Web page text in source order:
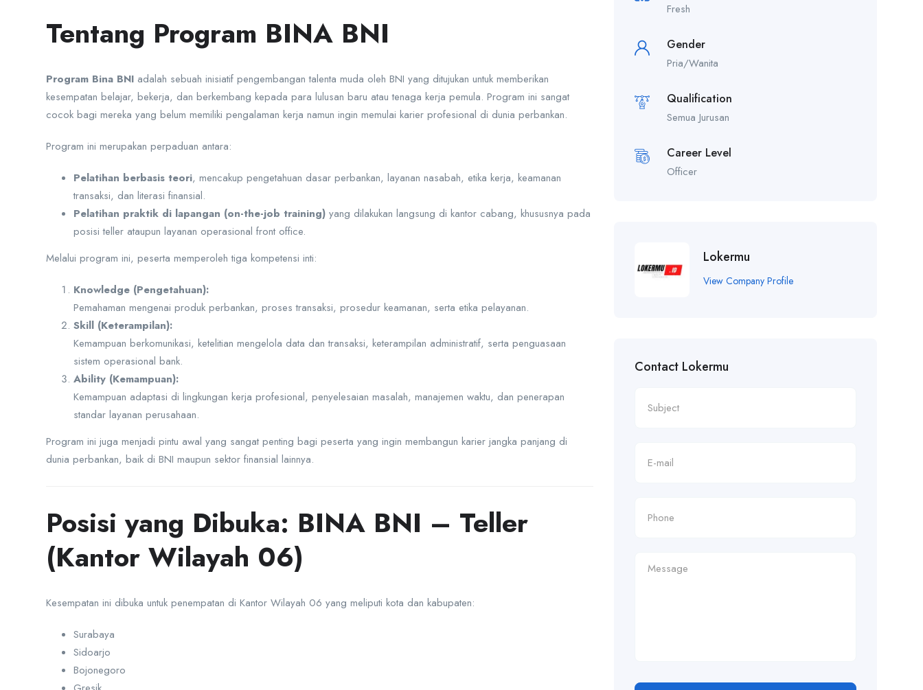
Tentang Program BINA BNI
Program Bina BNI adalah sebuah inisiatif pengembangan talenta muda oleh BNI yang ditujukan untuk memberikan
kesempatan belajar, bekerja, dan berkembang kepada para lulusan baru atau tenaga kerja pemula. Program ini sangat
cocok bagi mereka yang belum memiliki pengalaman kerja namun ingin memulai karier profesional di dunia perbankan.
Program ini merupakan perpaduan antara:
Pelatihan berbasis teori, mencakup pengetahuan dasar perbankan, layanan nasabah, etika kerja, keamanan
transaksi, dan literasi finansial.
Pelatihan praktik di lapangan (on-the-job training) yang dilakukan langsung di kantor cabang, khususnya pada
posisi teller ataupun layanan operasional front office.
Melalui program ini, peserta memperoleh tiga kompetensi inti:
Knowledge (Pengetahuan):
Pemahaman mengenai produk perbankan, proses transaksi, prosedur keamanan, serta etika pelayanan.
Skill (Keterampilan):
Kemampuan berkomunikasi, ketelitian mengelola data dan transaksi, keterampilan administratif, serta penguasaan
sistem operasional bank.
Ability (Kemampuan):
Kemampuan adaptasi di lingkungan kerja profesional, penyelesaian masalah, manajemen waktu, dan penerapan
standar layanan perusahaan.
Program ini juga menjadi pintu awal yang sangat penting bagi peserta yang ingin membangun karier jangka panjang di
dunia perbankan, baik di BNI maupun sektor finansial lainnya.
Posisi yang Dibuka: BINA BNI – Teller
(Kantor Wilayah 06)
Kesempatan ini dibuka untuk penempatan di Kantor Wilayah 06 yang meliputi kota dan kabupaten:
Surabaya
Sidoarjo
Bojonegoro
Fresh
Gender
Pria/Wanita
Qualification
Semua Jurusan
Career Level
Officer
Lokermu
View Company Profile
Contact Lokermu